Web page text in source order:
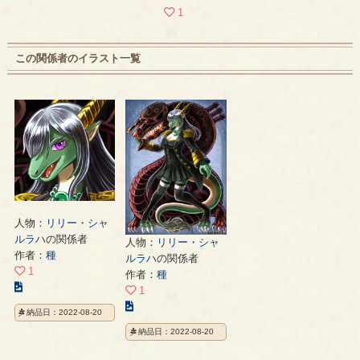
1
この関係者のイラスト一覧
人物： リリー・シャ
ルラハの関係者
作者： 種
1
の
イ
納品日：2022-08-20
人物： リリー・シャ
ルラハの関係者
作者：種
1
の
イ
納品日：2022-08-20